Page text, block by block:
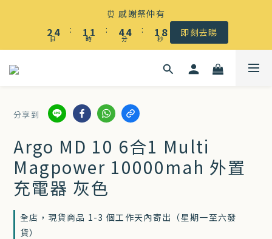
☀️ 盛夏感謝祭低至5折｜滿$500 全港免運
⏰ 感謝祭仲有
2
1
4
3
日
:
1
0
1
0
時
:
5
4
3
5
4
3
分
:
2
1
0
9
8
7
6
1
0
秒 即刻去睇
☀️ 盛夏感謝祭低至5折｜滿$500 全港免運
分享到
Argo MD 10 6合1 Multi
Magpower 10000mah 外置
充電器 灰色
全店，現貨商品 1-3 個工作天內寄出（星期一至六發
貨）